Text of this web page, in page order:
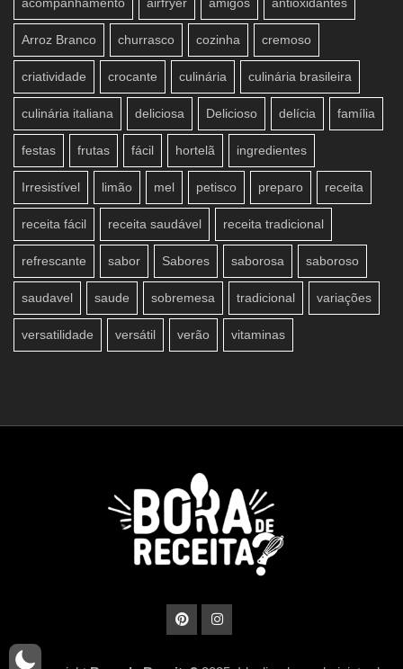
acompanhamento airfryer amigos antioxidantes
Arroz Branco churrasco cozinha cremoso
criatividade crocante culinária culinária brasileira
culinária italiana deliciosa Delicioso delícia família
festas frutas fácil hortelã ingredientes
Irresistível limão mel petisco preparo receita
receita fácil receita saudável receita tradicional
refrescante sabor Sabores saborosa saboroso
saudavel saude sobremesa tradicional variações
versatilidade versátil verão vitaminas